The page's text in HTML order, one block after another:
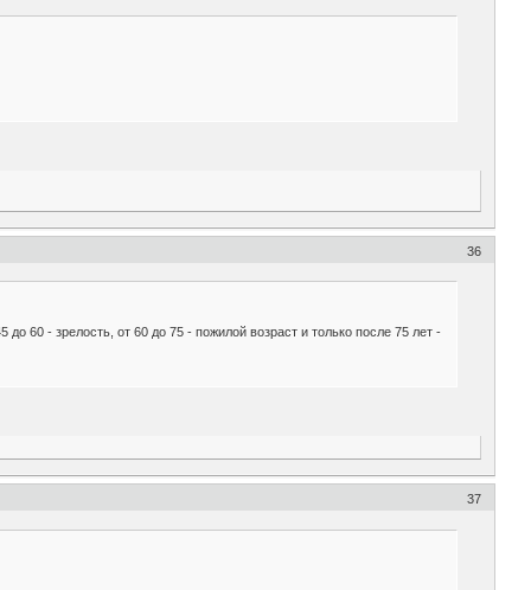
36
60 - зрелость, от 60 до 75 - пожилой возраст и только после 75 лет -
37